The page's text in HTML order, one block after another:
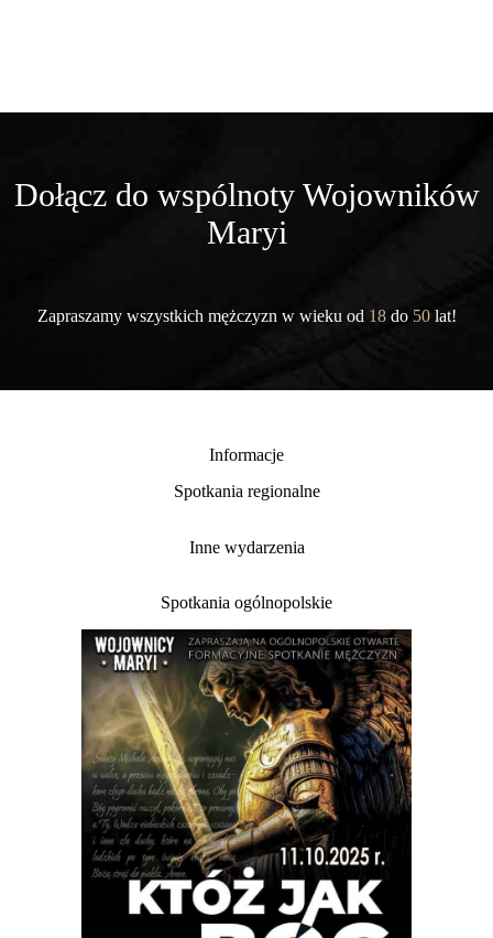
Dołącz do wspólnoty Wojowników
Maryi
Zapraszamy wszystkich mężczyzn w wieku od 18 do50 lat!
Informacje
Spotkania regionalne
Inne wydarzenia
Spotkania ogólnopolskie